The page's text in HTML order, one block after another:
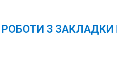
З ЗАКЛАДКИ